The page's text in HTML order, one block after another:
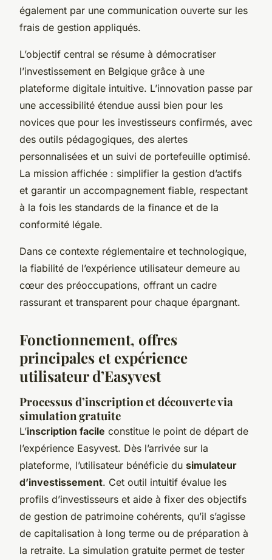
également par une communication ouverte sur les
frais de gestion appliqués.
L’objectif central se résume à démocratiser
l’investissement en Belgique grâce à une
plateforme digitale intuitive. L’innovation passe par
une accessibilité étendue aussi bien pour les
novices que pour les investisseurs confirmés, avec
des outils pédagogiques, des alertes
personnalisées et un suivi de portefeuille optimisé.
La mission affichée : simplifier la gestion d’actifs
et garantir un accompagnement fiable, respectant
à la fois les standards de la finance et de la
conformité légale.
Dans ce contexte réglementaire et technologique,
la fiabilité de l’expérience utilisateur demeure au
cœur des préoccupations, offrant un cadre
rassurant et transparent pour chaque épargnant.
Fonctionnement, offres
principales et expérience
utilisateur d’Easyvest
Processus d’inscription et découverte via
simulation gratuite
L’inscription facile constitue le point de départ de
l’expérience Easyvest. Dès l’arrivée sur la
plateforme, l’utilisateur bénéficie du simulateur
d’investissement. Cet outil intuitif évalue les
profils d’investisseurs et aide à fixer des objectifs
de gestion de patrimoine cohérents, qu’il s’agisse
de capitalisation à long terme ou de préparation à
la retraite. La simulation gratuite permet de tester